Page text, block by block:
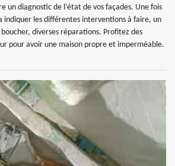
un diagnostic de l’état de vos façades. Une fois
indiquer les différentes interventions à faire, un
diverses réparations. Profitez des
pour avoir une maison propre et imperméable.